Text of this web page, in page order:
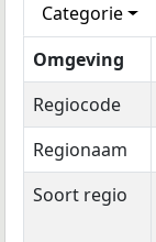
Categorie
Omgeving
Regiocode
Regionaam
Soort regio